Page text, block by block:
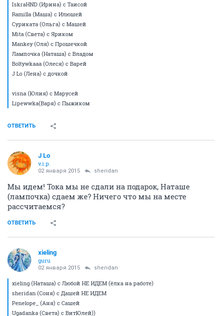
IskraHND (Ирина) с Таисой
Ramilla (Маша) с Илюшей
Суриката (Ольга) с Машей
Mita (Света) с Яриком
Mankey (Оля) с Прошечкой
Лампочка (Наташа) с Владом
Boltywkaaa (Олеся) с Варей
J Lo (Лена) с дочкой
visna (Юлия) с Марусей
Lipewwka(Варя) с Пыжиком
ОТВЕТИТЬ
J Lo
v.i.p.
02 января 2015 sheridan
Мы идем! Тока мы не сдали на подарок, Наташе
(лампочка) сдаем же? Ничего что мы на месте
рассчитаемся?
ОТВЕТИТЬ
xieling
guru
02 января 2015 sheridan
xieling (Наташа) с Любой НЕ ИДЕМ (ёлка на работе)
sheridan (Соня) с Дашей НЕ ИДЕМ
Penelope_ (Аня) с Сашей
Ugadanka (Света) с ВитЮлей))